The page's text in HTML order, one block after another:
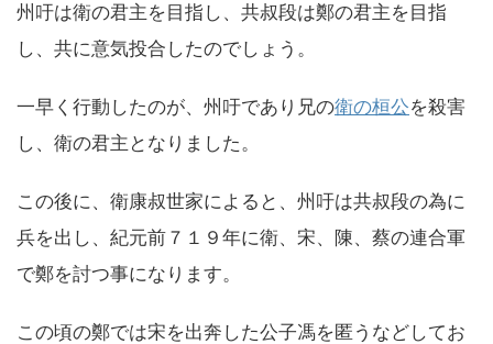
州吁は衛の君主を目指し、共叔段は鄭の君主を目指
し、共に意気投合したのでしょう。
一早く行動したのが、州吁であり兄の衛の桓公を殺害
し、衛の君主となりました。
この後に、衛康叔世家によると、州吁は共叔段の為に
兵を出し、紀元前７１９年に衛、宋、陳、蔡の連合軍
で鄭を討つ事になります。
この頃の鄭では宋を出奔した公子馮を匿うなどしてお